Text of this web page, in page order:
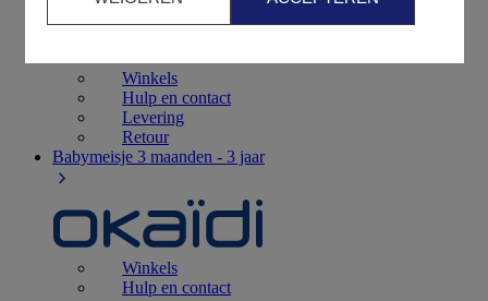
Winkels
Hulp en contact
Levering
Retour
Babymeisje 3 maanden - 3 jaar
Winkels
Hulp en contact